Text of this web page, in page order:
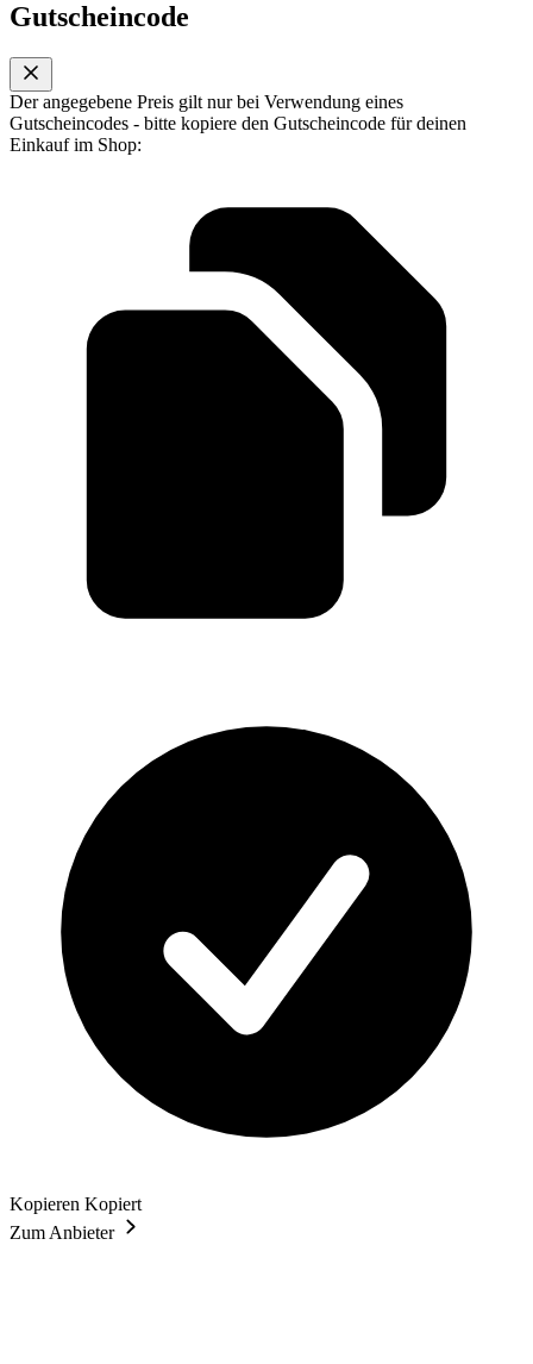
Gutscheincode
Der angegebene Preis gilt nur bei Verwendung eines
Gutscheincodes - bitte kopiere den Gutscheincode für deinen
Einkauf im Shop:
Kopieren Kopiert
Zum Anbieter